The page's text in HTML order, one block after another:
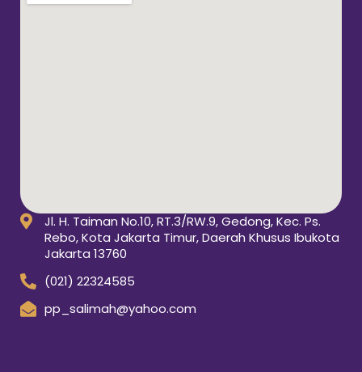
Jl. H. Taiman No.10, RT.3/RW.9, Gedong, Kec. Ps.
Rebo, Kota Jakarta Timur, Daerah Khusus Ibukota
Jakarta 13760
(021) 22324585
pp_salimah@yahoo.com